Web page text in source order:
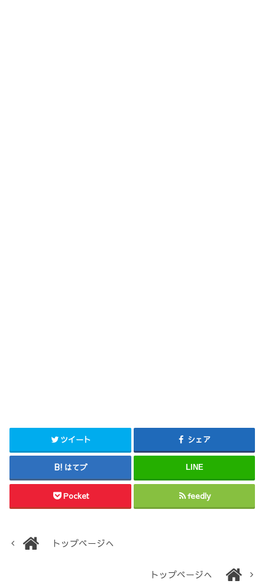
ツイート シェア
はてブ LINE
Pocket feedly
トップページへ
トップページへ